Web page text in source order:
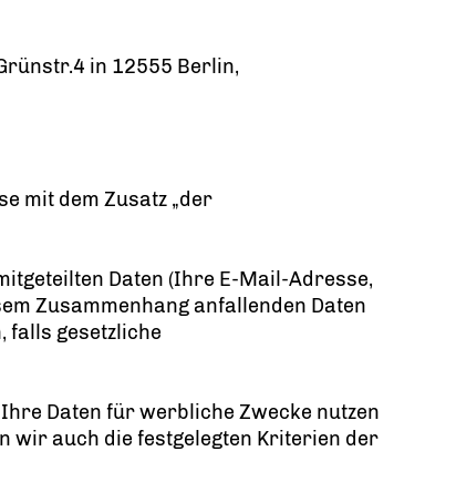
in 12555 Berlin,
mit dem Zusatz „der
Daten (Ihre E-Mail-Adresse,
Zusammenhang anfallenden Daten
falls gesetzliche
Daten für werbliche Zwecke nutzen
wir auch die festgelegten Kriterien der